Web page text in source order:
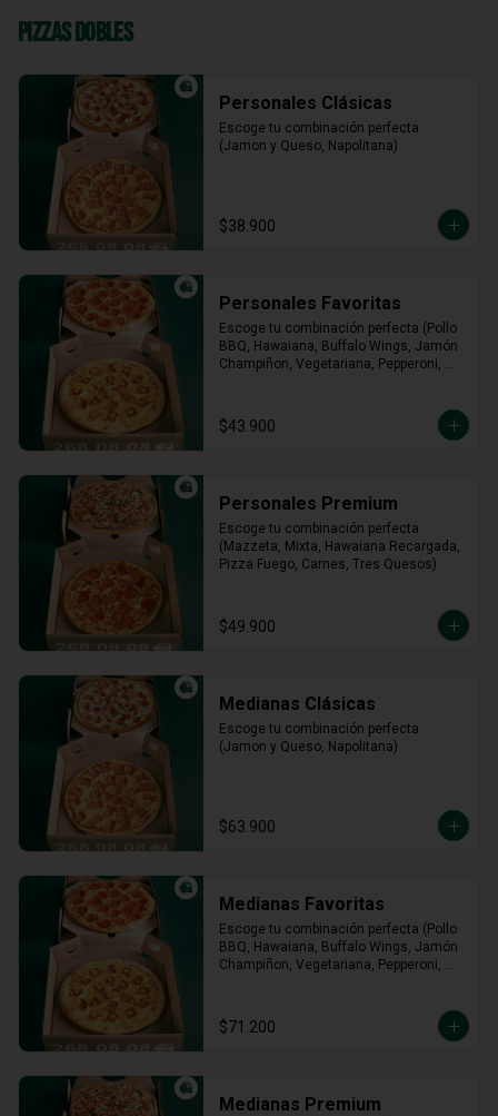
Pizzas Dobles
Personales Clásicas
Escoge tu combinación perfecta
(Jamon y Queso, Napolitana)
$38.900
Personales Favoritas
Escoge tu combinación perfecta (Pollo
BBQ, Hawaiana, Buffalo Wings, Jamón
Champiñon, Vegetariana, Pepperoni,
$43.900
Personales Premium
Escoge tu combinación perfecta
(Mazzeta, Mixta, Hawaiana Recargada,
Pizza Fuego, Carnes, Tres Quesos)
$49.900
Medianas Clásicas
Escoge tu combinación perfecta
(Jamon y Queso, Napolitana)
$63.900
Medianas Favoritas
Escoge tu combinación perfecta (Pollo
BBQ, Hawaiana, Buffalo Wings, Jamón
Champiñon, Vegetariana, Pepperoni,
$71.200
Medianas Premium